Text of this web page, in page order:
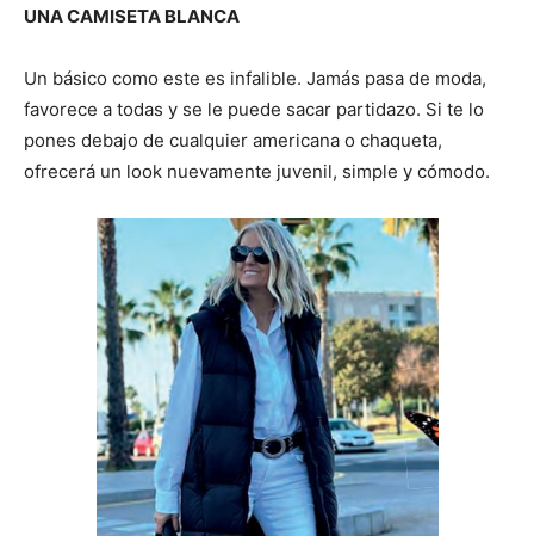
UNA CAMISETA BLANCA
Un básico como este es infalible. Jamás pasa de moda,
favorece a todas y se le puede sacar partidazo. Si te lo
pones debajo de cualquier americana o chaqueta,
ofrecerá un look nuevamente juvenil, simple y cómodo.